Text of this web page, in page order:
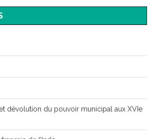
dévolution du pouvoir municipal aux XVIe